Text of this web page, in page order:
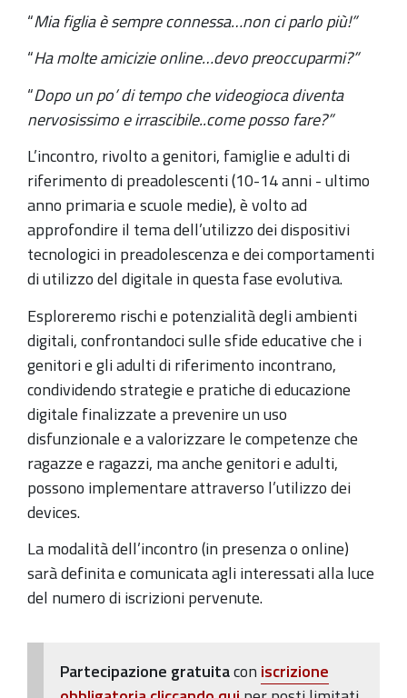
ore
18
05-
09T18:00:00+02:00
2022-
05-
09T20:00:00+02:00
Per
accompagnare
i
ragazzi
e
le
ragazze
verso
un
uso
consapevole
“Mia figlia è sempre connessa…non ci parlo più!”
“Ha molte amicizie online…devo preoccuparmi?”
“Dopo un po’ di tempo che videogioca diventa
nervosissimo e irrascibile..come posso fare?”
L’incontro, rivolto a genitori, famiglie e adulti di
riferimento di preadolescenti (10-14 anni - ultimo
anno primaria e scuole medie), èvolto ad
approfondire il tema dell’utilizzo dei dispositivi
tecnologici in preadolescenza e dei comportamenti
di utilizzo del digitale in questa fase evolutiva.
Esploreremo rischi e potenzialità degli ambienti
digitali, confrontandoci sulle sfide educative che i
genitori e gli adulti di riferimento incontrano,
condividendo strategie e pratiche di educazione
digitale finalizzate a prevenire un uso
disfunzionale e a valorizzare le competenze che
ragazze e ragazzi, ma anche genitori e adulti,
possono implementare attraverso l’utilizzo dei
devices.
La modalità dell’incontro (in presenza o online)
sarà definita e comunicata agli interessati alla luce
del numero di iscrizioni pervenute.
Partecipazione gratuitacon iscrizione